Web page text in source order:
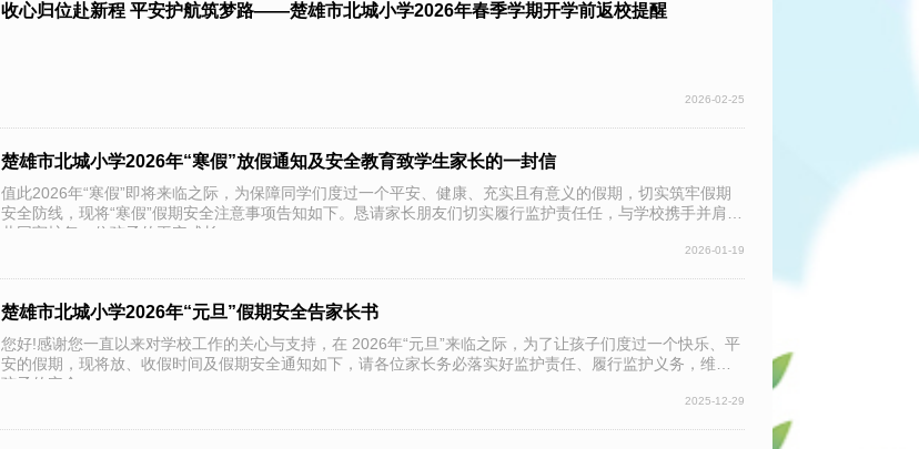
收心归位赴新程 平安护航筑梦路——楚雄市北城小学2026年春季学期开学前返校提醒
2026-02-25
楚雄市北城小学2026年“寒假”放假通知及安全教育致学生家长的一封信
值此2026年“寒假”即将来临之际，为保障同学们度过一个平安、健康、充实且有意义的假期，切实筑牢假期
安全防线，现将“寒假”假期安全注意事项告知如下。恳请家长朋友们切实履行监护责任任，与学校携手并肩，
共同守护每一位孩子的平安成长。
2026-01-19
楚雄市北城小学2026年“元旦”假期安全告家长书
您好!感谢您一直以来对学校工作的关心与支持，在 2026年“元旦”来临之际，为了让孩子们度过一个快乐、平
安的假期，现将放、收假时间及假期安全通知如下，请各位家长务必落实好监护责任、履行监护义务，维护
孩子的安全。
2025-12-29